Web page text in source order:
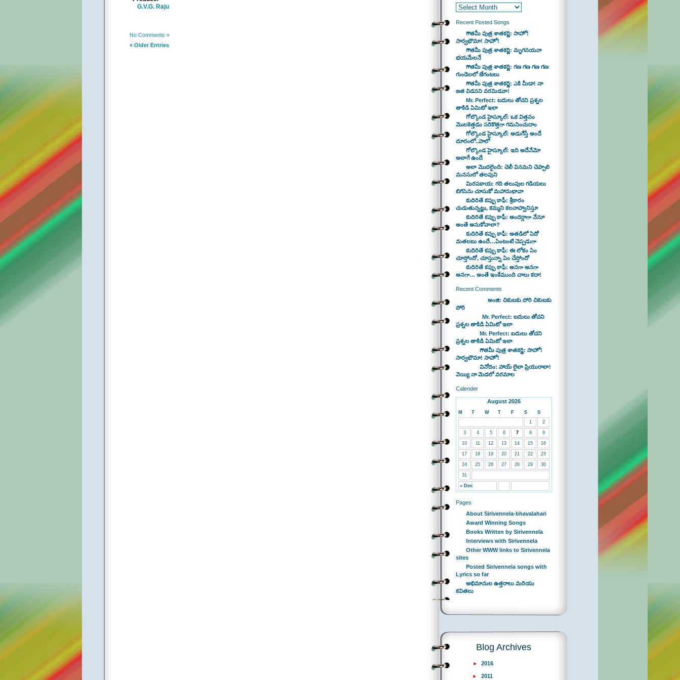
G.V.G. Raju
No Comments »
« Older Entries
Recent Posted Songs
గౌతమీ పుత్ర శాతకర్ణి: సాహో!
సార్వభౌమా! సాహో!
గౌతమీ పుత్ర శాతకర్ణి: మృగనయనా
భయమేలనే
గౌతమీ పుత్ర శాతకర్ణి: గణ గణ గణ గణ
గుండెలలో జేగంటలు
గౌతమీ పుత్ర శాతకర్ణి: ఎకి మీడా! నా
జత విడనని వరమిడవా!
Mr. Perfect: బదులు తోచని ప్రశ్నల
తాకిడి ఏమిటో ఇలా
గోల్కొండ హైస్కూల్: ఒక విత్తనం
మొలకెత్తడం సరికొత్తగా గమనించుదాం
గోల్కొండ హైస్కూల్: అడుగేస్తే అందే
దూరంలో..హలో
గోల్కొండ హైస్కూల్: ఇది అదేనేమో
అలాగే ఉందే
అలా మొదలైంది: చెలీ వినమని చెప్పాలి
మనసులో తలపుని
మిరపకాయ: గది తలుపుల గడియలు
బిగిసెను చూసుకో మహానుభావా
కుదిరితే కప్పు కాఫీ: శ్రీకారం
చుడుతున్నట్టు, కమ్మని కలనాహ్వానిస్తూ
కుదిరితే కప్పు కాఫీ: అందర్లాగా నేనూ
అంతే అనుకోవాలా?
కుదిరితే కప్పు కాఫీ: అతడిలో ఏదో
మతలబు ఉందే…ఏంటంటే చెప్పడుగా
కుదిరితే కప్పు కాఫీ: ఈ లోకం ఏం
చూస్తోందో, చూస్తున్నా ఏం చేస్తోందో
కుదిరితే కప్పు కాఫీ: అనగా అనగా
అనగా… అంతే ఇంకేముంది చాలు కదా!
Recent Comments
అంజి: చికుబకు పోరి చికుబకు
పోరి
Mr. Perfect: బదులు తోచని
ప్రశ్నల తాకిడి ఏమిటో ఇలా
Mr. Perfect: బదులు తోచని
ప్రశ్నల తాకిడి ఏమిటో ఇలా
గౌతమీ పుత్ర శాతకర్ణి: సాహో!
సార్వభౌమా! సాహో!
వినోదం: హాయ్ లైలా ప్రియురాలా!
వెయ్యి నా మెడలో వరమాల
Calender
August 2026
M T W T F S S
« Dec
1 2
3 4 5 6 7 8 9
10 11 12 13 14 15 16
17 18 19 20 21 22 23
24 25 26 27 28 29 30
31
Pages
About Sirivennela-bhavalahari
Award Winning Songs
Books Written by Sirivennela
Interviews with Sirivennela
Other WWW links to Sirivennela
sites
Posted Sirivennela songs with
Lyrics so far
అభిమానుల ఉత్తరాలు మరియు
కవితలు
Blog Archives
2016
2011